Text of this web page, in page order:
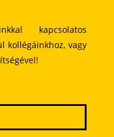
kapcsolatos
kollégáinkhoz, vagy